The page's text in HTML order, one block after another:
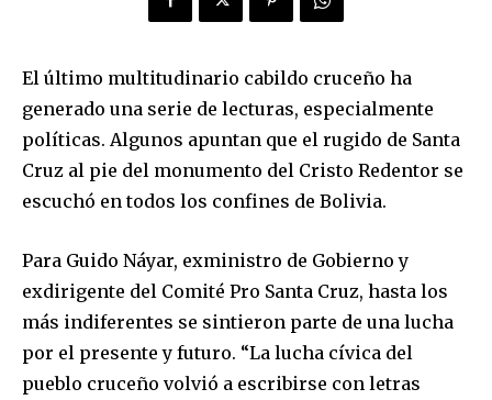
El último multitudinario cabildo cruceño ha
generado una serie de lecturas, especialmente
políticas. Algunos apuntan que el rugido de Santa
Cruz al pie del monumento del Cristo Redentor se
escuchó en todos los confines de Bolivia.
Para Guido Náyar, exministro de Gobierno y
exdirigente del Comité Pro Santa Cruz, hasta los
más indiferentes se sintieron parte de una lucha
por el presente y futuro. “La lucha cívica del
pueblo cruceño volvió a escribirse con letras